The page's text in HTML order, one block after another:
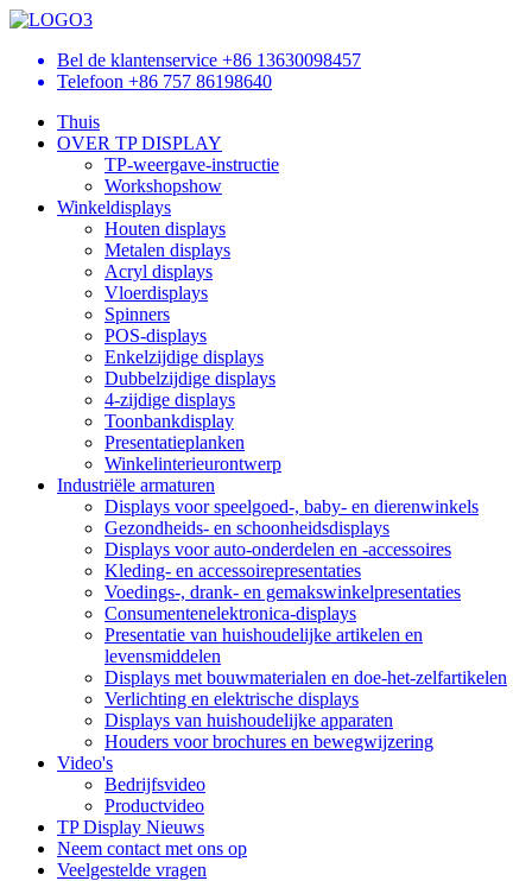
Bel de klantenservice +86 13630098457
Telefoon +86 757 86198640
Thuis
OVER TP DISPLAY
TP-weergave-instructie
Workshopshow
Winkeldisplays
Houten displays
Metalen displays
Acryl displays
Vloerdisplays
Spinners
POS-displays
Enkelzijdige displays
Dubbelzijdige displays
4-zijdige displays
Toonbankdisplay
Presentatieplanken
Winkelinterieurontwerp
Industriële armaturen
Displays voor speelgoed-, baby- en dierenwinkels
Gezondheids- en schoonheidsdisplays
Displays voor auto-onderdelen en -accessoires
Kleding- en accessoirepresentaties
Voedings-, drank- en gemakswinkelpresentaties
Consumentenelektronica-displays
Presentatie van huishoudelijke artikelen en
levensmiddelen
Displays met bouwmaterialen en doe-het-zelfartikelen
Verlichting en elektrische displays
Displays van huishoudelijke apparaten
Houders voor brochures en bewegwijzering
Video's
Bedrijfsvideo
Productvideo
TP Display Nieuws
Neem contact met ons op
Veelgestelde vragen